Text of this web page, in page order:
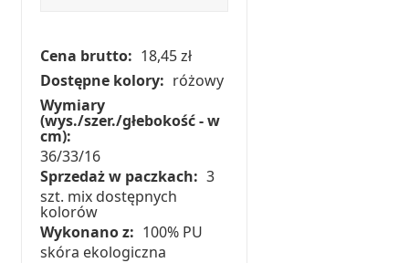
Cena brutto: 18,45 zł
Dostępne kolory: różowy
Wymiary
(wys./szer./głebokość - w
cm):
36/33/16
Sprzedaż w paczkach: 3
szt. mix dostępnych
kolorów
Wykonano z: 100% PU
skóra ekologiczna